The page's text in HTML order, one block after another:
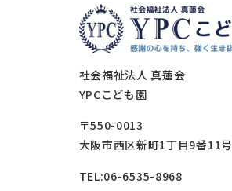
社会福祉法人 真蓮会
YPCこども園
〒550-0013
大阪市西区新町1丁目9番11号
TEL:06-6535-8968